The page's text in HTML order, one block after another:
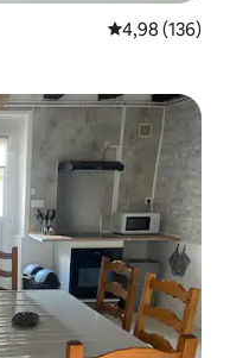
Gemiddelde
4,98 (136)